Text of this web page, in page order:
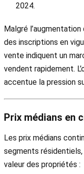
2024.
Malgré
des inscriptions en
vente indiquent un
vendent rapidement.
accentue la pression
Prix médians en
Les prix médians
segments
valeur des propriétés :